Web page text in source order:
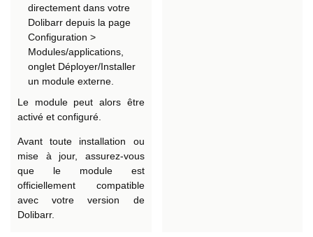
directement dans votre
Dolibarr depuis la page
Configuration >
Modules/applications,
onglet Déployer/Installer
un module externe.
Le module peut alors être
activé et configuré.
Avant toute installation ou
mise à jour, assurez-vous
que le module est
officiellement compatible
avec votre version de
Dolibarr.